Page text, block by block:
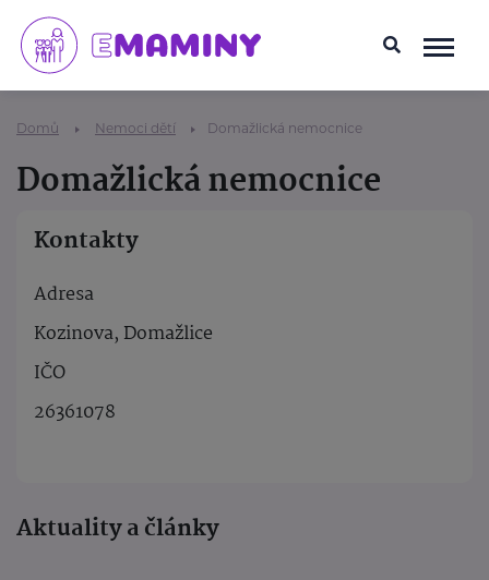
Domů Nemoci dětí Domažlická nemocnice
Domažlická nemocnice
Kontakty
Adresa
Kozinova, Domažlice
IČO
26361078
Aktuality a články